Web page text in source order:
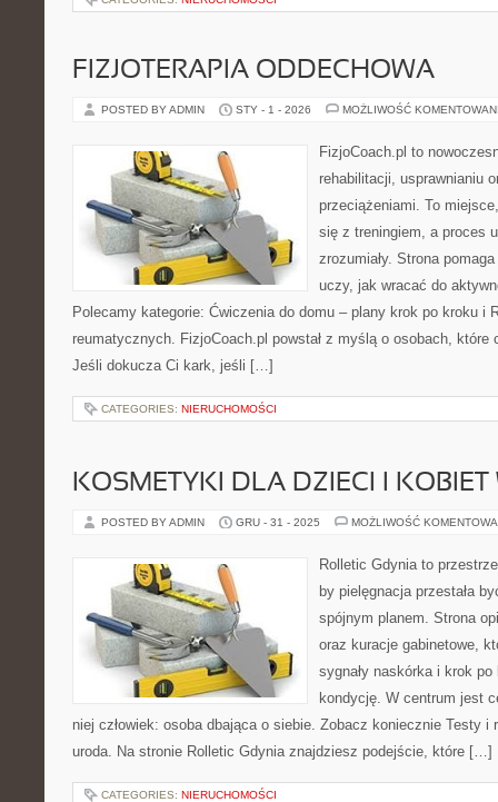
FIZJOTERAPIA ODDECHOWA
POSTED BY ADMIN STY - 1 - 2026 MOŻLIWOŚĆ
FizjoCoach.pl to
rehabilitacji, usprawnianiu
przeciążeniami. To
się z treningiem, a proces
zrozumiały. Strona
uczy, jak wracać do
Polecamy kategorie: Ćwiczenia do domu – plany krok po kroku i
reumatycznych. FizjoCoach.pl powstał z myślą o osobach, które
Jeśli dokucza Ci kark, jeśli […]
CATEGORIES: NIERUCHOMOŚCI
KOSMETYKI DLA DZIECI I KOBIET
POSTED BY ADMIN GRU - 31 - 2025 MOŻLIWOŚĆ
Rolletic Gdynia to
by pielęgnacja przestała
spójnym planem. Strona
oraz kuracje gabinetowe,
sygnały naskórka i krok
kondycję. W centrum jest
niej człowiek: osoba dbająca o siebie. Zobacz koniecznie Testy i
uroda. Na stronie Rolletic Gdynia znajdziesz podejście, które […]
CATEGORIES: NIERUCHOMOŚCI